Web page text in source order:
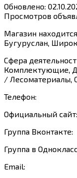
Обновлено:
Просмотров
Магазин
Бугуруслан,
Сфера
Комплектующие,
/ Лесоматериалы,
Телефон:
Официальный сайт:
Группа Вконтакте:
Группа в
Email: